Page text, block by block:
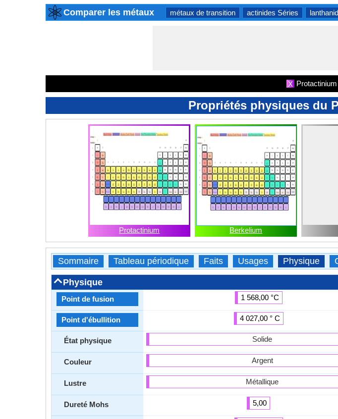
Comparer les métaux métaux de transition actinides Séries
X Protactinium
Propriétés physiques du
Protactinium Berkelium
Sommaire Tableau périodique Faits Usages Physique
Physique
Point de fusion
Point d'ébullition
État physique
Couleur
Lustre
Dureté Mohs
1 568,00 °C
4 027,00 ° C
Solide
Argent
Métallique
5,00